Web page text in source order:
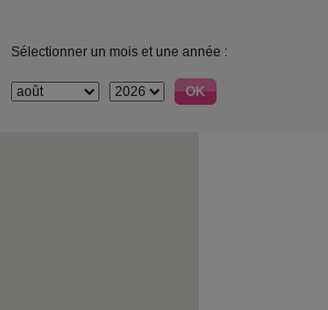
Sélectionner un mois et une année :